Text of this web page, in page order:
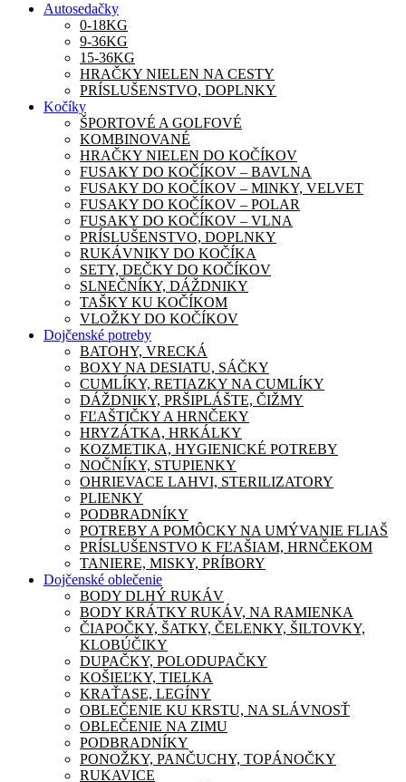
Autosedačky
0-18KG
9-36KG
15-36KG
HRAČKY NIELEN NA CESTY
PRÍSLUŠENSTVO, DOPLNKY
Kočíky
ŠPORTOVÉ A GOLFOVÉ
KOMBINOVANÉ
HRAČKY NIELEN DO KOČÍKOV
FUSAKY DO KOČÍKOV – BAVLNA
FUSAKY DO KOČÍKOV – MINKY, VELVET
FUSAKY DO KOČÍKOV – POLAR
FUSAKY DO KOČÍKOV – VLNA
PRÍSLUŠENSTVO, DOPLNKY
RUKÁVNIKY DO KOČÍKA
SETY, DEČKY DO KOČÍKOV
SLNEČNÍKY, DÁŽDNIKY
TAŠKY KU KOČÍKOM
VLOŽKY DO KOČÍKOV
Dojčenské potreby
BATOHY, VRECKÁ
BOXY NA DESIATU, SÁČKY
CUMLÍKY, RETIAZKY NA CUMLÍKY
DÁŽDNIKY, PRŠIPLÁŠTE, ČIŽMY
FĽAŠTIČKY A HRNČEKY
HRYZÁTKA, HRKÁLKY
KOZMETIKA, HYGIENICKÉ POTREBY
NOČNÍKY, STUPIENKY
OHRIEVACE LAHVI, STERILIZATORY
PLIENKY
PODBRADNÍKY
POTREBY A POMÔCKY NA UMÝVANIE FLIAŠ
PRÍSLUŠENSTVO K FĽAŠIAM, HRNČEKOM
TANIERE, MISKY, PRÍBORY
Dojčenské oblečenie
BODY DLHÝ RUKÁV
BODY KRÁTKY RUKÁV, NA RAMIENKA
ČIAPOČKY, ŠATKY, ČELENKY, ŠILTOVKY,
KLOBÚČIKY
DUPAČKY, POLODUPAČKY
KOŠIEĽKY, TIELKA
KRAŤASE, LEGÍNY
OBLEČENIE KU KRSTU, NA SLÁVNOSŤ
OBLEČENIE NA ZIMU
PODBRADNÍKY
PONOŽKY, PANČUCHY, TOPÁNOČKY
RUKAVICE